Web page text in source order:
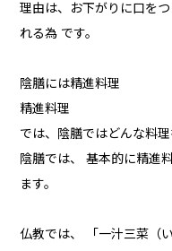
理由は、お下がりに口を
れる為 です。
陰膳には精進料理
精進料理
では、陰膳ではどんな料
陰膳では、 基本的に精進
ます。
仏教では、 「一汁三菜（